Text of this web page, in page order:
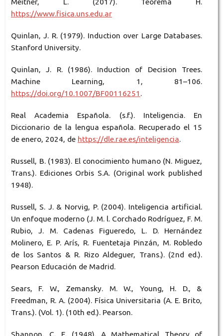
Meitner, L. (2017). Teorema H.
https://www.fisica.uns.edu.ar
Quinlan, J. R. (1979). Induction over Large Databases.
Stanford University.
Quinlan, J. R. (1986). Induction of Decision Trees.
Machine Learning, 1, 81–106.
https://doi.org/10.1007/BF00116251 .
Real Academia Española. (s.f.). Inteligencia. En
Diccionario de la lengua española. Recuperado el 15
de enero, 2024, de https://dle.rae.es/inteligencia.
Russell, B. (1983). El conocimiento humano (N. Miguez,
Trans.). Ediciones Orbis S.A. (Original work published
1948).
Russell, S. J. & Norvig, P. (2004). Inteligencia artificial.
Un enfoque moderno (J. M. l. Corchado Rodríguez, F. M.
Rubio, J. M. Cadenas Figueredo, L. D. Hernández
Molinero, E. P. Arís, R. Fuentetaja Pinzán, M. Robledo
de los Santos & R. Rizo Aldeguer, Trans.). (2nd ed.).
Pearson Educación de Madrid.
Sears, F. W., Zemansky. M. W., Young, H. D., &
Freedman, R. A. (2004). Física Universitaria (A. E. Brito,
Trans.). (Vol. 1). (10th ed.). Pearson.